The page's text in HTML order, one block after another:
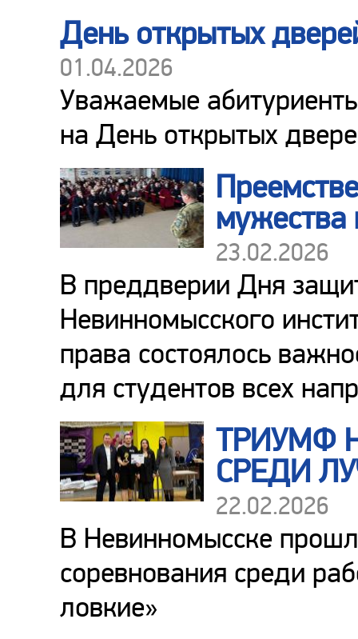
День открытых
01.04.2026
Уважаемые
на День открытых
23.02.2026
В преддверии Дня
Невинномысского
права состоялось
для студентов всех
ТРИУМФ
СРЕДИ
22.02.2026
В Невинномысске
соревнования среди
ловкие»